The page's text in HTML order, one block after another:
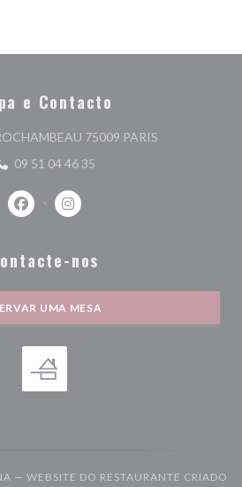
e Contacto
75009 PARIS
09 51 04 46 35
Facebook ((abre numa nova janela))
Instagram ((abre numa nova
nos
UMA MESA
— WEBSITE DO RESTAURANTE CRIADO